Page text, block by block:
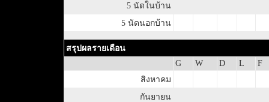
5 นัดในบ้าน
5 นัดนอกบ้าน
สรุปผลรายเดือน
G
W D L
F
สิงหาคม
กันยายน